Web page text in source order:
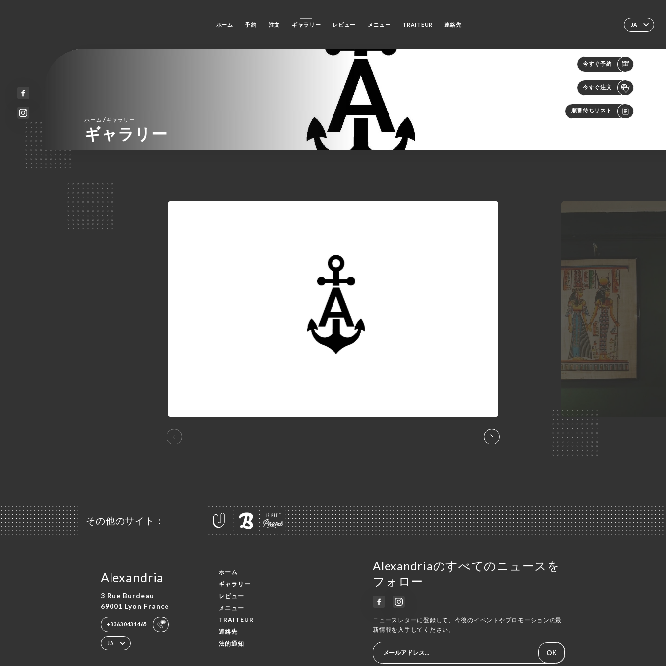
JA
ホーム 予約 注文 ギャラリー レビュー メニュー TRAITEUR 連絡先
今すぐ予約
今すぐ注文
順番待ちリスト
ホーム/ギャラリー
ギャラリー
その他のサイト：
Alexandria
3 Rue Burdeau
69001 Lyon France
+33630431465
JA
ホーム
ギャラリー
レビュー
メニュー
TRAITEUR
連絡先
法的通知
Alexandriaのすべてのニュースを
フォロー
ニュースレターに登録して、今後のイベントやプロモーションの最
新情報を入手してください。
OK